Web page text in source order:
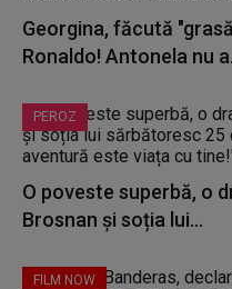
Georgina, făcută
Ronaldo! Antonela nu
PEROZ
O poveste superbă, o
Brosnan și soția lui...
FILM NOW